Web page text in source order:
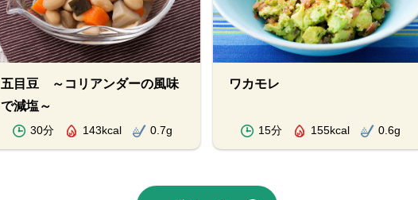
五目豆 ～コリアンダーの風味
で減塩～
30分 143kcal 0.7g
ワカモレ
15分 155kcal 0.6g